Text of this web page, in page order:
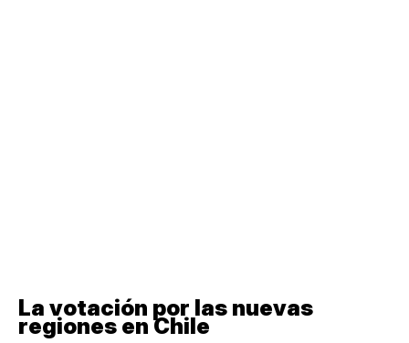
La votación por las nuevas
regiones en Chile